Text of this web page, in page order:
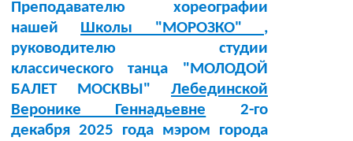
Преподавателю хореографии
нашей Школы "МОРОЗКО" ,
руководителю студии
классического танца "МОЛОДОЙ
БАЛЕТ МОСКВЫ" Лебединской
Веронике Геннадьевне 2-го
декабря 2025 года мэром города